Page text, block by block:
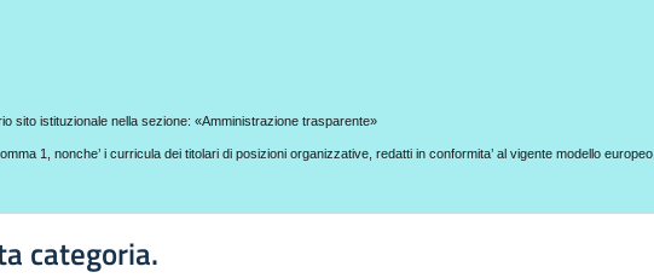
sito istituzionale nella sezione: «Amministrazione trasparente»
1, nonche’ i curricula dei titolari di posizioni organizzative, redatti in conformita’ al vigente modello europeo.
categoria.